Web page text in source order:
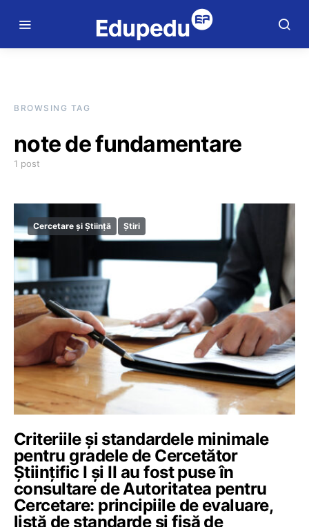
BROWSING TAG
note de fundamentare
1 post
Cercetare și Știință Știri
Criteriile și standardele minimale
pentru gradele de Cercetător
Științific I și II au fost puse în
consultare de Autoritatea pentru
Cercetare: principiile de evaluare,
listă de standarde și fișă de